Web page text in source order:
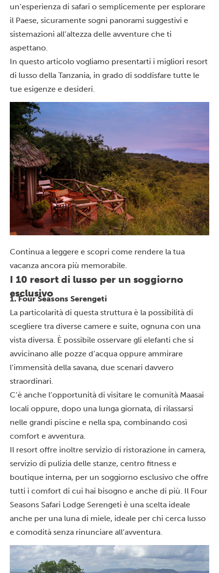
un’esperienza di safari o semplicemente per esplorare
il Paese, sicuramente sogni panorami suggestivi e
sistemazioni all’altezza delle avventure che ti
aspettano.
In questo articolo vogliamo presentarti i migliori resort
di lusso della Tanzania, in grado di soddisfare tutte le
tue esigenze e desideri.
Continua a leggere e scopri come rendere la tua
vacanza ancora più memorabile.
I 10 resort di lusso per un soggiorno
esclusivo
1. Four Seasons Serengeti
La particolarità di questa struttura è la possibilità di
scegliere tra diverse camere e suite, ognuna con una
vista diversa. È possibile osservare gli elefanti che si
avvicinano alle pozze d’acqua oppure ammirare
l’immensità della savana, due scenari davvero
straordinari.
C’è anche l’opportunità di visitare le comunità Maasai
locali oppure, dopo una lunga giornata, di rilassarsi
nelle grandi piscine e nella spa, combinando così
comfort e avventura.
Il resort offre inoltre servizio di ristorazione in camera,
servizio di pulizia delle stanze, centro fitness e
boutique interna, per un soggiorno esclusivo che offre
tutti i comfort di cui hai bisogno e anche di più. Il Four
Seasons Safari Lodge Serengeti è una scelta ideale
anche per una luna di miele, ideale per chi cerca lusso
e comodità senza rinunciare all’avventura.